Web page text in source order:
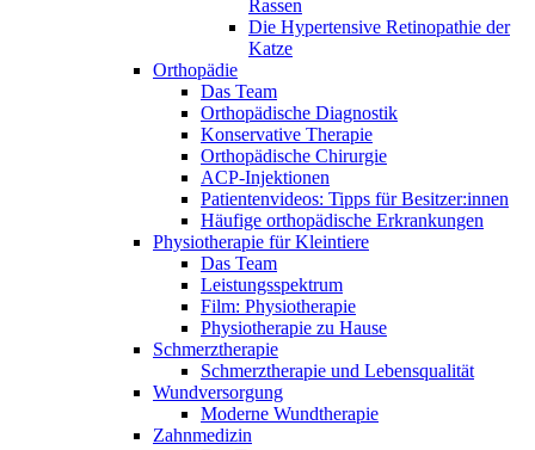
Rassen
Die Hypertensive Retinopathie der
Katze
Orthopädie
Das Team
Orthopädische Diagnostik
Konservative Therapie
Orthopädische Chirurgie
ACP-Injektionen
Patientenvideos: Tipps für Besitzer:innen
Häufige orthopädische Erkrankungen
Physiotherapie für Kleintiere
Das Team
Leistungsspektrum
Film: Physiotherapie
Physiotherapie zu Hause
Schmerztherapie
Schmerztherapie und Lebensqualität
Wundversorgung
Moderne Wundtherapie
Zahnmedizin